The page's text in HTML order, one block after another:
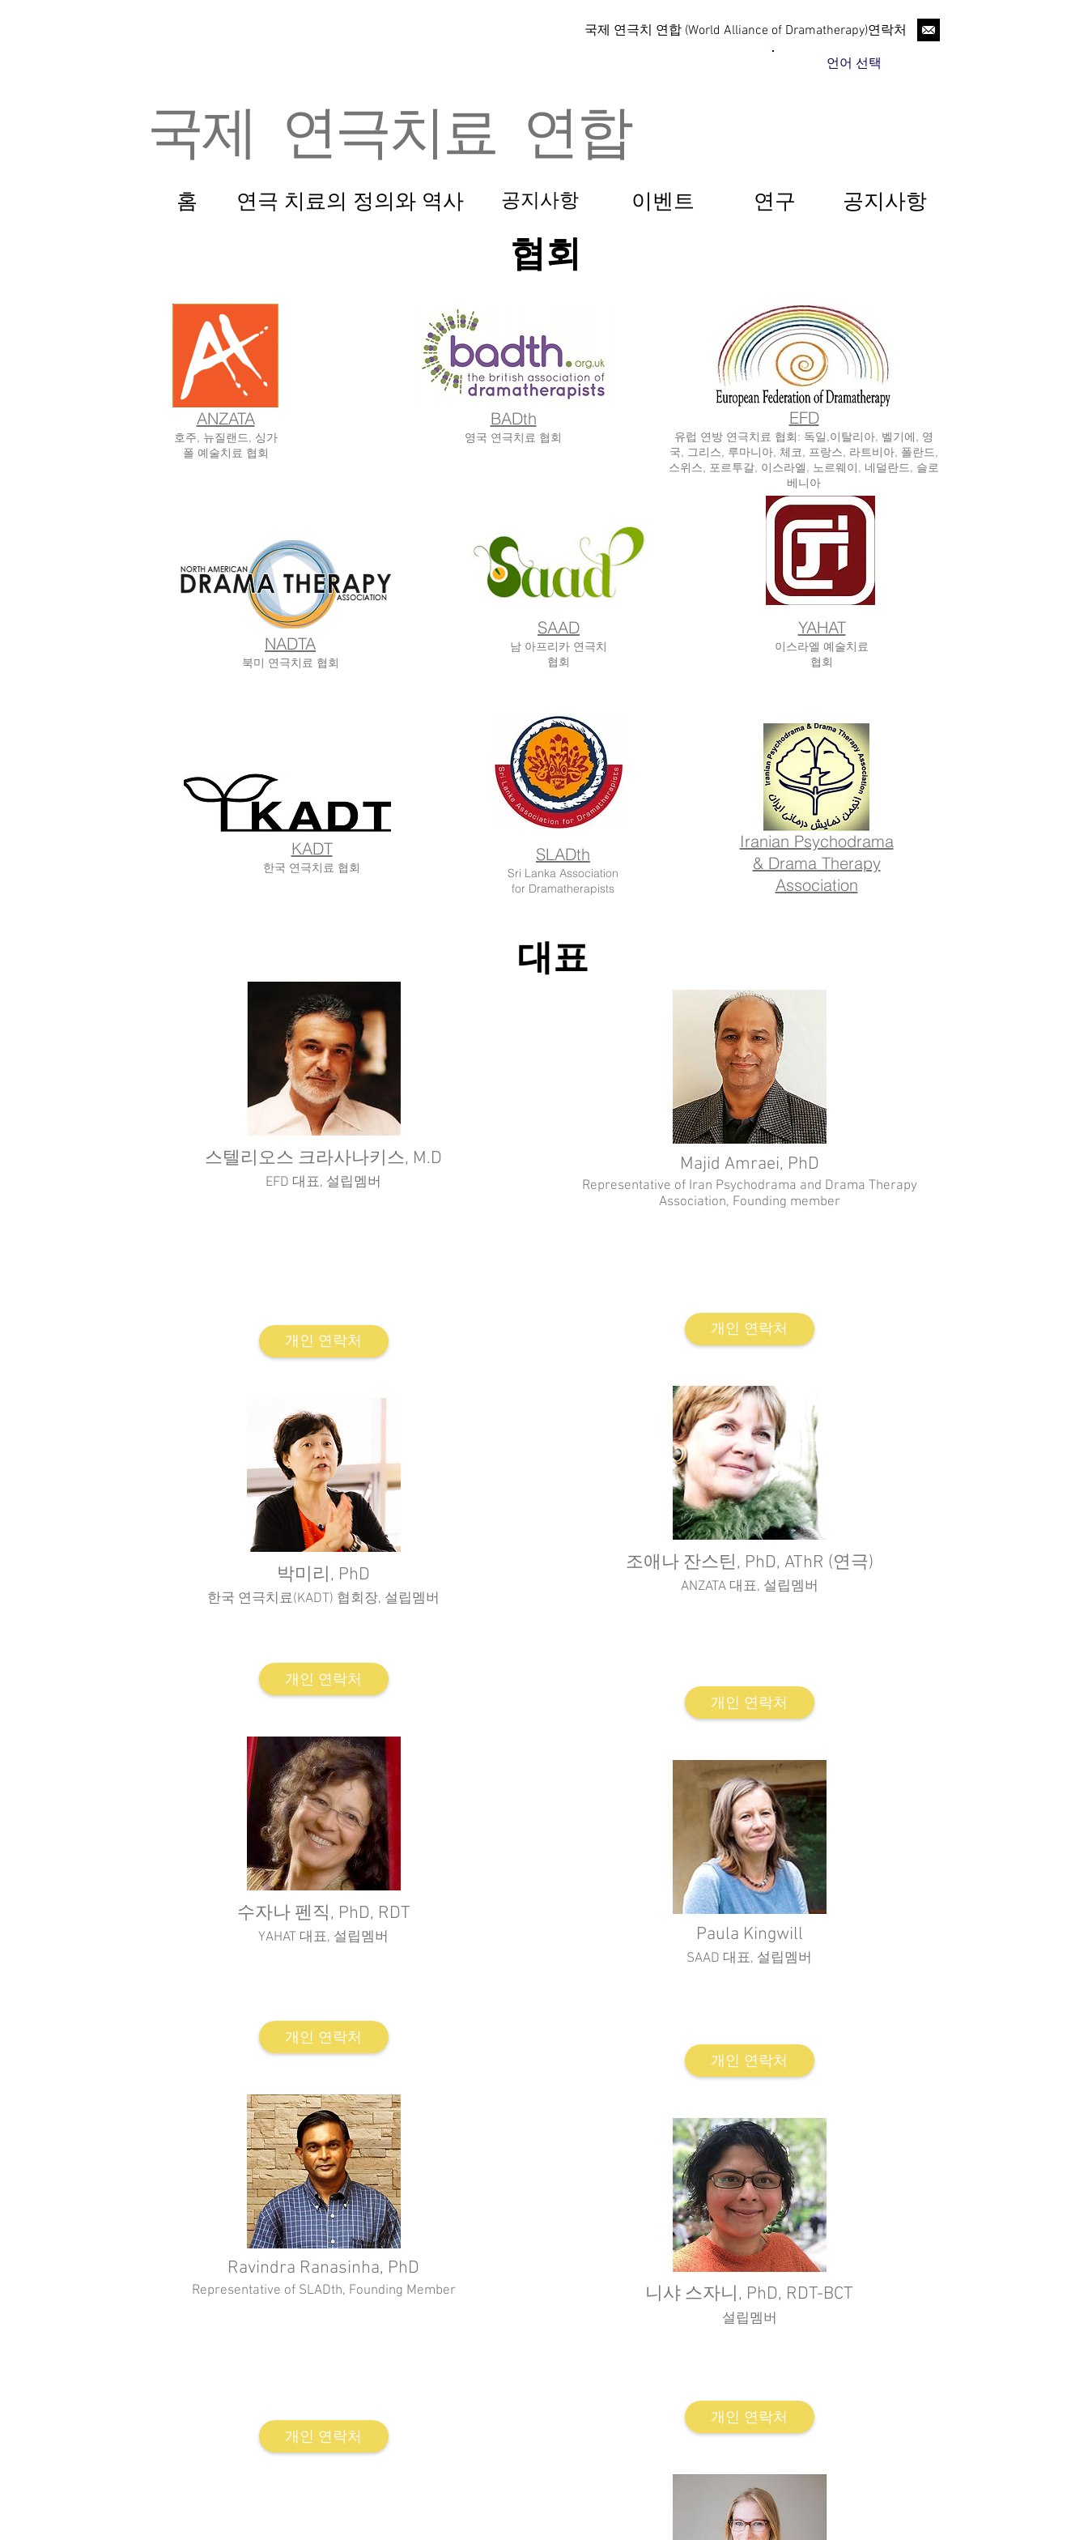
국제 연극치 연합 (World Alliance of Dramatherapy)연락처
국제 연극치료 연합
언어 선택
홈 연극 치료의 정의와 역사 이벤트
공지사항 연구 공지사항
협회
ANZATA
호주, 뉴질랜드, 싱가
폴 예술치료 협회
NADTA
북미 연극치료 협회
BADth
영국 연극치료 협회
SAAD
남 아프리카 연극치
협회
EFD
유럽 연방 연극치료 협회: 독일,이탈리아, 벨기에, 영
국, 그리스, 루마니아, 체코, 프랑스, 라트비아, 폴란드,
스위스, 포르투갈, 이스라엘, 노르웨이, 네덜란드, 슬로
베니아
YAHAT
이스라엘 예술치료
협회
KADT
한국 연극치료 협회
SLADth
Sri Lanka Association
for Dramatherapists
Iranian Psychodrama
& Drama Therapy
Association
대표
스텔리오스 크라사나키스, M.D
EFD 대표, 설립멤버
개인 연락처
박미리, PhD
한국 연극치료(KADT) 협회장, 설립멤버
개인 연락처
수자나 펜직, PhD, RDT
YAHAT 대표, 설립멤버
개인 연락처
Ravindra Ranasinha, PhD
Representative of SLADth, Founding Member
개인 연락처
Majid Amraei, PhD
Representative of Iran Psychodrama and Drama Therapy
Association, Founding member
개인 연락처
조애나 잔스틴, PhD, AThR (연극)
ANZATA 대표, 설립멤버
개인 연락처
Paula Kingwill
SAAD 대표, 설립멤버
개인 연락처
니샤 스자니, PhD, RDT-BCT
설립멤버
개인 연락처